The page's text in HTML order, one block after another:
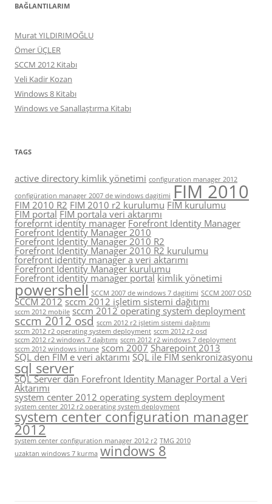
BAĞLANTILARIM
Murat YILDIRIMOĞLU
Ömer ÜÇLER
SCCM 2012 Kitabı
Veli Kadir Kozan
Windows 8 Kitabı
Windows ve Sanallaştırma Kitabı
TAGS
active directory kimlik yönetimi configuration manager 2012
configüration manager 2007 de windows dagitimi FIM 2010
FIM 2010 R2 FIM 2010 r2 kurulumu FIM kurulumu
FIM portal FIM portala veri aktarımı
forefornt identity manager Forefront Identity Manager
Forefront Identity Manager 2010
Forefront Identity Manager 2010 R2
Forefront Identity Manager 2010 R2 kurulumu
forefront identity manager a veri aktarımı
Forefront Identity Manager kurulumu
Forefront identity manager portal kimlik yönetimi
powershell SCCM 2007 de windows 7 dagitimi SCCM 2007 OSD
SCCM 2012 sccm 2012 işletim sistemi dağıtımı
sccm 2012 mobile sccm 2012 operating system deployment
sccm 2012 osd sccm 2012 r2 işletim sistemi dağıtımı
sccm 2012 r2 operating system deployment sccm 2012 r2 osd
sccm 2012 r2 windows 7 dağıtımı sccm 2012 r2 windows 7 deployment
sccm 2012 windows intune scom 2007 Sharepoint 2013
SQL den FIM e veri aktarımı SQL ile FIM senkronizasyonu
sql server
SQL Server dan Forefront Identity Manager Portal a Veri
Aktarımı
system center 2012 operating system deployment
system center 2012 r2 operating system deployment
system center configuration manager
2012
system center configuration manager 2012 r2 TMG 2010
uzaktan windows 7 kurma windows 8